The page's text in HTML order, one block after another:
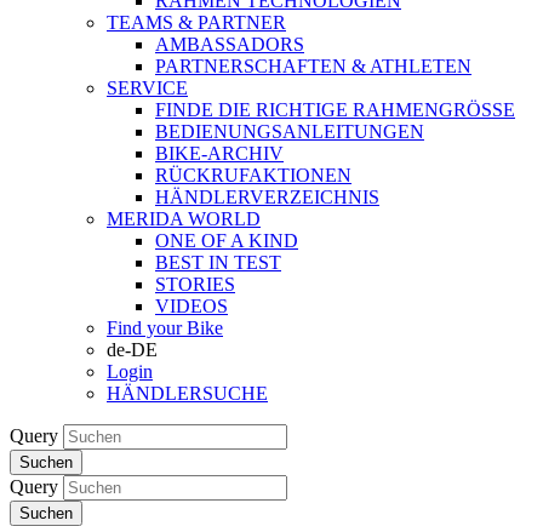
TEAMS & PARTNER
AMBASSADORS
PARTNERSCHAFTEN & ATHLETEN
SERVICE
FINDE DIE RICHTIGE RAHMENGRÖSSE
BEDIENUNGSANLEITUNGEN
BIKE-ARCHIV
RÜCKRUFAKTIONEN
HÄNDLERVERZEICHNIS
MERIDA WORLD
ONE OF A KIND
BEST IN TEST
STORIES
VIDEOS
Find your Bike
de-DE
Login
HÄNDLERSUCHE
Query
Suchen
Query
Suchen